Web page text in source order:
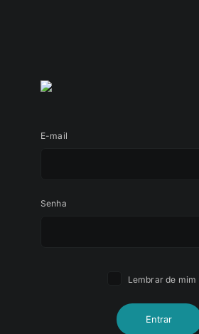
E-mail
Senha
Lembrar de mim
Entrar